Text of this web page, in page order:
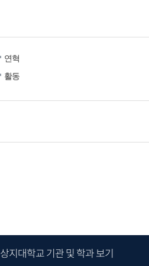
연혁
활동
상지대학교 기관 및 학과 보기